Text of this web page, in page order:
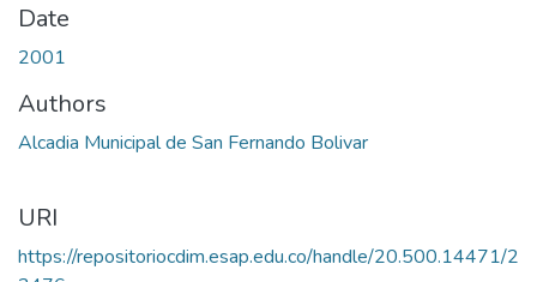
Date
2001
Authors
Alcadia Municipal de San Fernando Bolivar
URI
https://repositoriocdim.esap.edu.co/handle/20.500.14471/2